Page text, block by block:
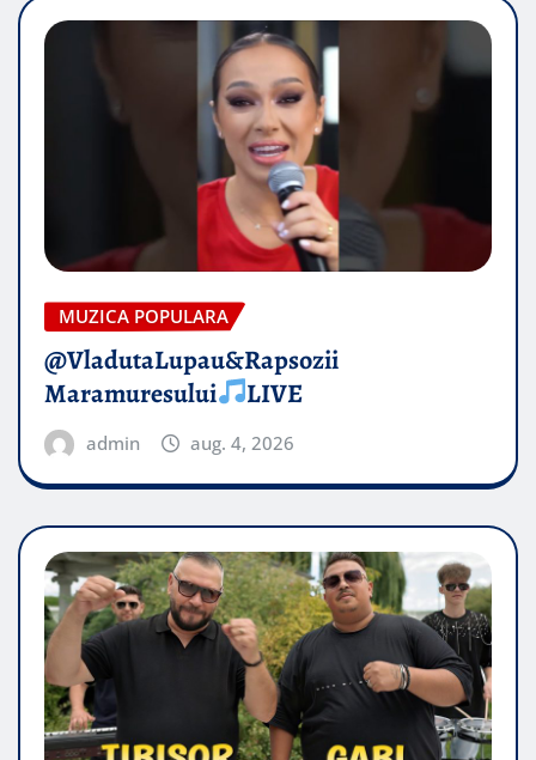
MUZICA POPULARA
@VladutaLupau&Rapsozii
Maramuresului
LIVE
admin aug. 4, 2026